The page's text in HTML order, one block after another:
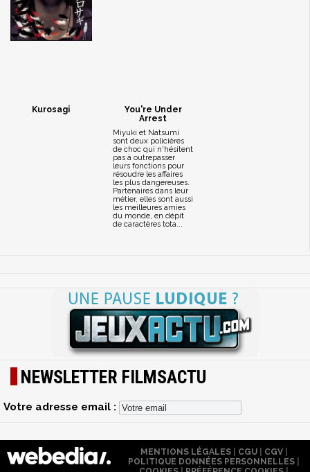
Kurosagi
You're Under
Arrest
Miyuki et Natsumi
sont deux policières
de choc qui n'hésitent
pas à outrepasser
leurs fonctions pour
résoudre les affaires
les plus dangereuses.
Partenaires dans leur
métier, elles sont aussi
les meilleures amies
du monde, en dépit
de caractères tota...
NEWSLETTER FILMSACTU
Votre adresse email :
MENTIONS LÉGALES| CGU| CGV|
POLITIQUE DONNÉES PERSONNELLES